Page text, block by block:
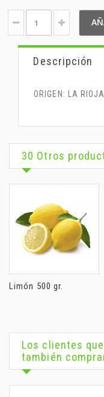
Descripción
ORIGEN: LA RIOJA
30 Otros
Limón 500 gr.
Los clientes
también